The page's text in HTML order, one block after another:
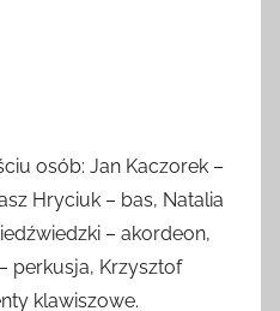
osób: Jan Kaczorek –
Hryciuk – bas, Natalia
– akordeon,
perkusja, Krzysztof
klawiszowe.